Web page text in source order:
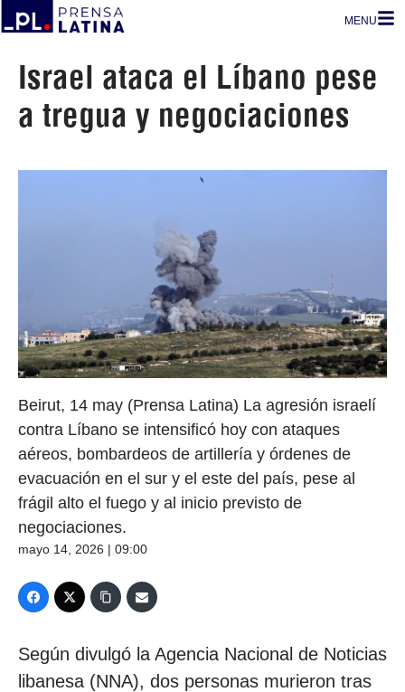
MENU
Israel ataca el Líbano pese
a tregua y negociaciones
Beirut, 14 may (Prensa Latina) La agresión israelí
contra Líbano se intensificó hoy con ataques
aéreos, bombardeos de artillería y órdenes de
evacuación en el sur y el este del país, pese al
frágil alto el fuego y al inicio previsto de
negociaciones.
mayo 14, 2026 | 09:00
Según divulgó la Agencia Nacional de Noticias
libanesa (NNA), dos personas murieron tras